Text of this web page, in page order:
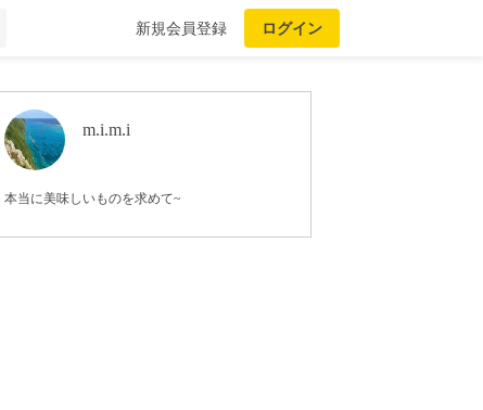
新規会員登録 ログイン
m.i.m.i
本当に美味しいものを求めて~